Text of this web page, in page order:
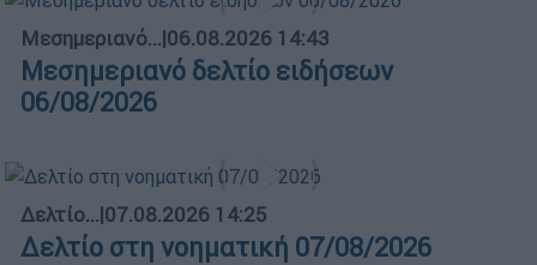
Μεσημεριανό...|06.08.2026 14:43
Μεσημεριανό δελτίο ειδήσεων
06/08/2026
Δελτίο...|07.08.2026 14:25
Δελτίο στη νοηματική 07/08/2026